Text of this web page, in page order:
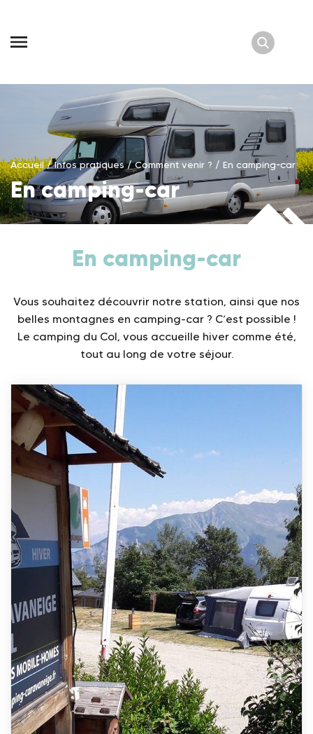
content
Accueil/Infos pratiques/Comment venir ? / En camping-car
En camping-car
En camping-car
Vous souhaitez découvrir notre station, ainsi que nos
belles montagnes en camping-car ? C’est possible !
Le camping du Col, vous accueille hiver comme été,
tout au long de votre séjour.